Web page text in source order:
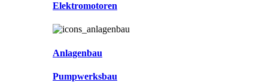
Elektromotoren
Anlagenbau
Pumpwerksbau